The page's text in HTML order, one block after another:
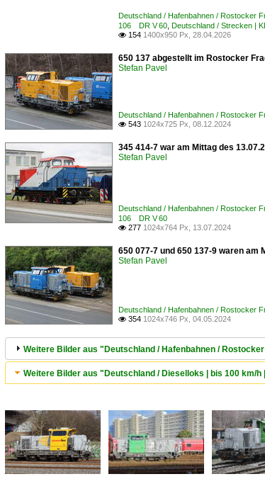
Deutschland / Hafenbahnen / Rostocker
106 DR V 60 Deutschland / Strecken |
 154 1400x950 Px, 28.04.2026
650 137 abgestellt im Rostocker
Stefan Pavel
Deutschland / Hafenbahnen / Rostocker
 543 1024x725 Px, 08.12.2024
345 414-7 war am Mittag des
Stefan Pavel
Deutschland / Hafenbahnen / Rostocker
106 DR V 60
 277 1024x764 Px, 13.07.2024
650 077-7 und 650 137-9 waren
Stefan Pavel
Deutschland / Hafenbahnen / Rostocker
 354 1024x746 Px, 04.05.2024
Weitere Bilder aus "Deutschland / Hafenbahnen /
Weitere Bilder aus "Deutschland / Dieselloks | bis 100 km/